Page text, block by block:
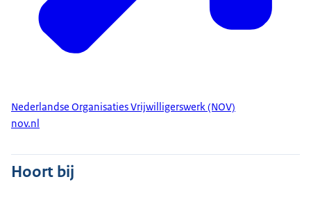
Nederlandse Organisaties Vrijwilligerswerk (NOV)
nov.nl
Hoort bij